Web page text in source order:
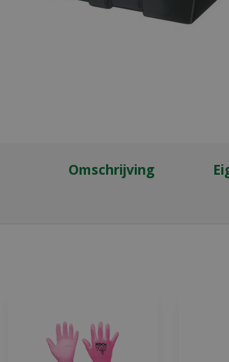
Omschrijving